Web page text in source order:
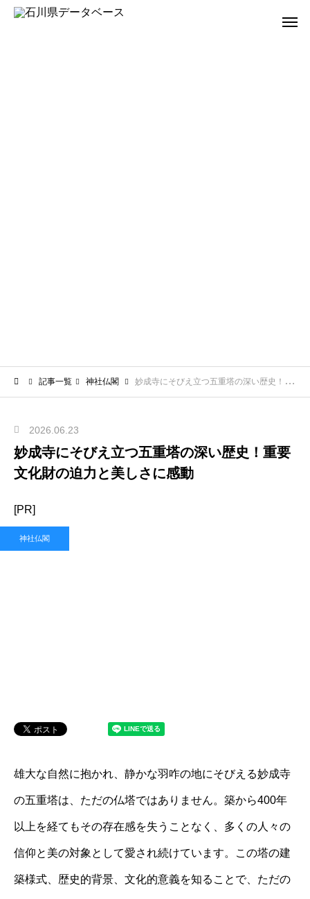
記事一覧 神社仏閣 妙成寺にそびえ立つ五重塔の深い歴史！重要文化財の迫力と美しさに感動
2026.06.23
妙成寺にそびえ立つ五重塔の深い歴史！重要
文化財の迫力と美しさに感動
[PR]
神社仏閣
雄大な自然に抱かれ、静かな羽咋の地にそびえる妙成寺
の五重塔は、ただの仏塔ではありません。築から400年
以上を経てもその存在感を失うことなく、多くの人々の
信仰と美の対象として愛され続けています。この塔の建
築様式、歴史的背景、文化的意義を知ることで、ただの